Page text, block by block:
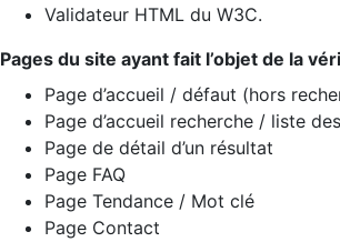
Validateur HTML du W3C.
Pages du site ayant fait l’objet de la
Page d’accueil / défaut (hors
Page d’accueil recherche / liste
Page de détail d’un résultat
Page FAQ
Page Tendance / Mot clé
Page Contact